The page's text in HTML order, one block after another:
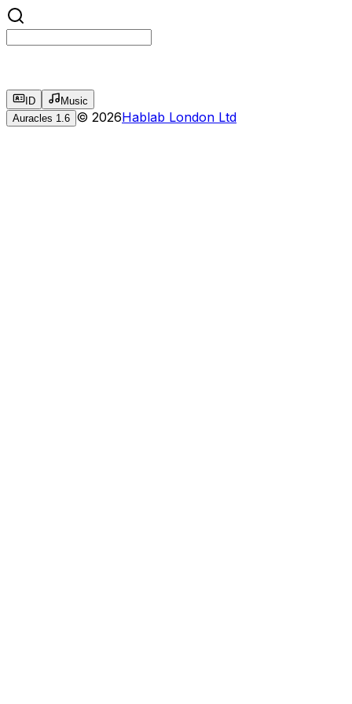
ID
Music
Auracles 1.6 © 2026Hablab London Ltd